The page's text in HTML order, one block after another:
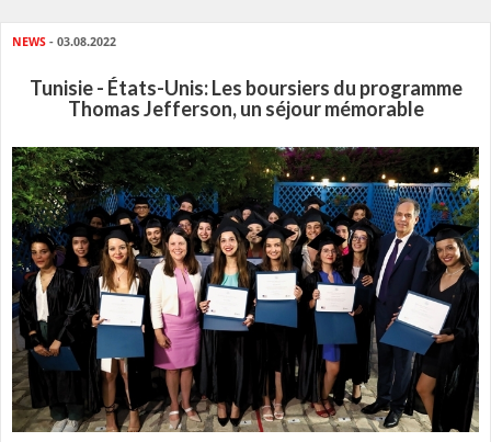
NEWS - 03.08.2022
Tunisie - États-Unis: Les boursiers du programme
Thomas Jefferson, un séjour mémorable